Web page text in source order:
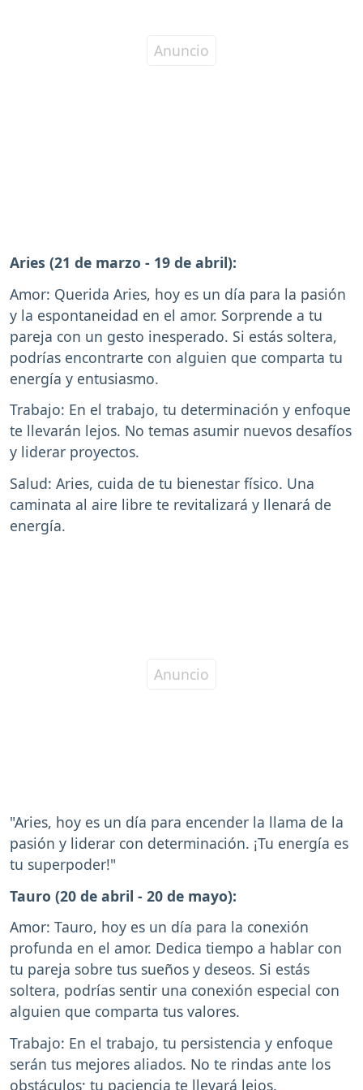
Aries (21 de marzo - 19 de abril):
Amor: Querida Aries, hoy es un día para la pasión
y la espontaneidad en el amor. Sorprende a tu
pareja con un gesto inesperado. Si estás soltera,
podrías encontrarte con alguien que comparta tu
energía y entusiasmo.
Trabajo: En el trabajo, tu determinación y enfoque
te llevarán lejos. No temas asumir nuevos desafíos
y liderar proyectos.
Salud: Aries, cuida de tu bienestar físico. Una
caminata al aire libre te revitalizará y llenará de
energía.
"Aries, hoy es un día para encender la llama de la
pasión y liderar con determinación. ¡Tu energía es
tu superpoder!"
Tauro (20 de abril - 20 de mayo):
Amor: Tauro, hoy es un día para la conexión
profunda en el amor. Dedica tiempo a hablar con
tu pareja sobre tus sueños y deseos. Si estás
soltera, podrías sentir una conexión especial con
alguien que comparta tus valores.
Trabajo: En el trabajo, tu persistencia y enfoque
serán tus mejores aliados. No te rindas ante los
obstáculos; tu paciencia te llevará lejos.